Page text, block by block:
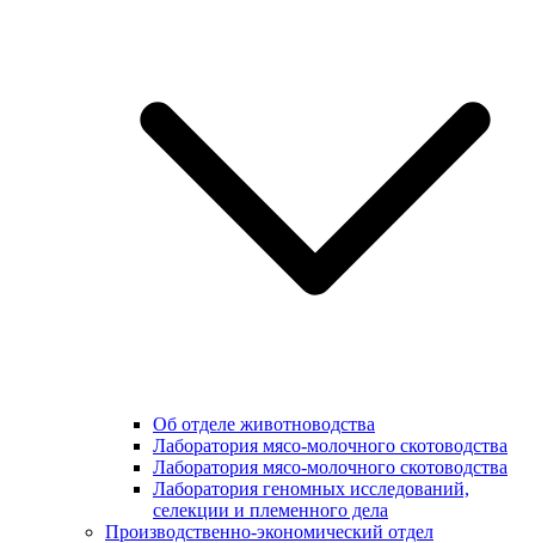
Об отделе животноводства
Лаборатория мясо-молочного скотоводства
Лаборатория мясо-молочного скотоводства
Лаборатория геномных исследований,
селекции и племенного дела
Производственно-экономический отдел